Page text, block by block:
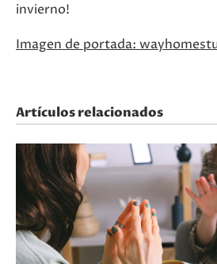
invierno!
Imagen de portada:
Artículos relacionados